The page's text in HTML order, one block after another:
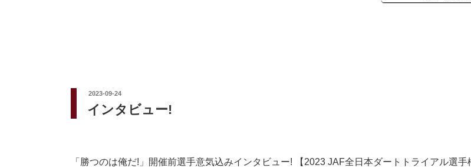
投
日:
2023-09-24
インタビュー!
「勝つのは俺だ!」開催前選手意気込みインタビュー! 【2023 JAF全日本ダートトライアル選手